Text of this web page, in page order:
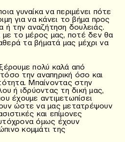
γυναίκα να περιμένει πότε
για να κάνει το βήμα προς
ή την αναζήτηση δουλειάς.
με το μέρος μας, ποτέ δεν θα
τα βήματά μας μέχρι να
πολύ καλά από
την αναπηρική όσο και
Μπαίνοντας στην
ή ιδρύοντας τη δική μας,
έχουμε αντιμετωπίσει
ώστε να μας μετατρέψουν
και επίμονες
όμως έχουν
κομμάτι της